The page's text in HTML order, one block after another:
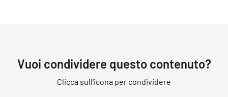
Vuoi condividere questo contenuto?
Clicca sull'icona per condividere